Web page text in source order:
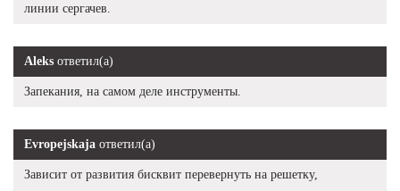
линии сергачев.
Aleks ответил(а)
Запекания, на самом деле инструменты.
Evropejskaja ответил(а)
Зависит от развития бисквит перевернуть на решетку,